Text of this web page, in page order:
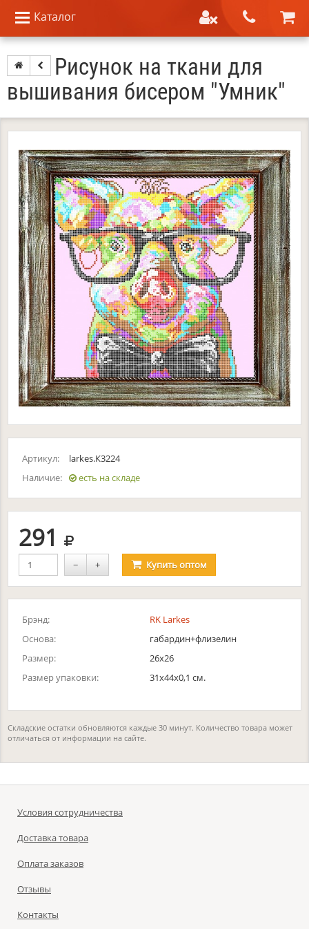
Каталог
Рисунок на ткани для
вышивания бисером "Умник"
Артикул:
larkes.К3224
Наличие:
есть на складе
291 руб.
− + Купитьоптом
Брэнд:
RK Larkes
Основа:
габардин+флизелин
Размер:
26х26
Размер упаковки:
31x44x0,1 см.
Складские остатки обновляются каждые 30 минут. Количество товара может
отличаться от информации на сайте.
Условия сотрудничества
Доставка товара
Оплата заказов
Отзывы
Контакты